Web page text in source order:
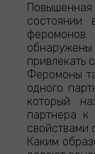
Повышенная
состоянии
привлекать
Феромоны
одного
который
партнера к
свойствами
Каким